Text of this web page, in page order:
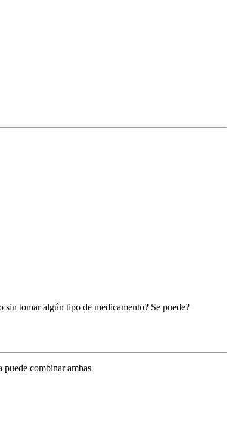
sin tomar algún tipo de medicamento? Se puede?
combinar ambas